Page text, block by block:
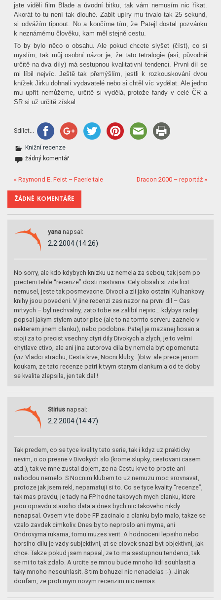
jste viděli film Blade a úvodní bitku, tak vám nemusím nic říkat.
Akorát to tu není tak dlouhé. Zabít upíry mu trvalo tak 25 sekund,
si odvážím tipnout. No a končíme tím, že Patejl dostal pozvánku
k neznámému člověku, kam měl stejně cestu.
To by bylo něco o obsahu. Ale pokud chcete slyšet (číst), co si
myslím, tak můj osobní názor je, že tato tetralogie (asi, původně
určitě na dva díly) má sestupnou kvalitativní tendenci. První díl se
mi líbil nejvíc. Ještě tak přemýšlím, jestli k rozkouskování dvou
knížek Jirku dohnali vydavatelé nebo si chtěl víc vydělat. Ale jedno
mu upřít nemůžeme, určitě si vydělá, protože fandy v celé ČR a
SR si už určitě získal
Sdílet...
Knižní recenze
žádný komentář
« Raymond E. Feist – Faerie tale Dracon 2000 – reportáž »
ŽÁDNÉ KOMENTÁŘE
yana napsal:
2.2.2004 (14:26)
No sorry, ale kdo kdybych knizku uz nemela za sebou, tak jsem po
precteni tehle “recenze” dosti nastvana. Cely obsah si zde licit
nemusel, jeste tak posmevacne. Divoci a zli jako ostatni Kulhankovy
knihy jsou povedeni. V jine recenzi zas nazor na prvni dil – Cas
mrtvych – byl nechvalny, zato tobe se zalibil nejvic… kdybys radeji
popsal jakym stylem autor pise (ale to na tomto serveru zaznelo v
nekterem jinem clanku), nebo podobne..Patejl je mazanej hosan a
stoji za to precist vsechny ctyri dily Divokych a zlych, je to velmi
chytlave ctivo, ale ani jina autorova dila by nemela byt opomenuta
(viz Vladci strachu, Cesta krve, Nocni kluby,..)btw. ale prece jenom
koukam, ze tato recenze patri k tvym starym clankum a od te doby
se kvalita zlepsila, jen tak dal !
Stirius napsal:
2.2.2004 (14:47)
Tak predem, co se tyce kvality teto serie, tak i kdyz uz prakticky
nevim, o co presne v Divokych slo (krome slupky, cestovani casem
atd.), tak ve mne zustal dojem, ze na Cestu krve to proste ani
nahodou nemelo. S Nocnim klubem to uz nemuzu moc srovnavat,
protoze jak jsem rekl, nepamatuji si to. Co se tyce kvality “recenze”,
tak mas pravdu, je tady na FP hodne takovych mych clanku, ktere
jsou opravdu starsiho data a dnes bych nic takoveho nikdy
nenapsal. Ovsem v te dobe FP zacinalo a clanku bylo malo, takze se
vzalo zavdek cimkoliv. Dnes by to neproslo ani myma, ani
Ondrovyma rukama, tomu muzes verit. A hodnoceni lepsiho nebo
horsiho dilu je vzdy subjektivni, at se clovek snazi byt objektivni, jak
chce. Takze pokud jsem napsal, ze to ma sestupnou tendenci, tak
se mi to tak zdalo. A urcite se mnou bude mnoho lidi souhlasit a
taky mnoho nesouhlasit. S tim bohuzel nic nenadelas :-). Jinak
doufam, ze proti mym novym recenzim nic nemas…